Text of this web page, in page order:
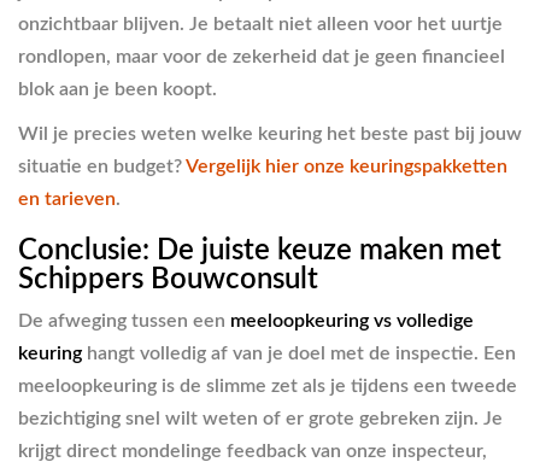
onzichtbaar blijven. Je betaalt niet alleen voor het uurtje
rondlopen, maar voor de zekerheid dat je geen financieel
blok aan je been koopt.
Wil je precies weten welke keuring het beste past bij jouw
situatie en budget?Vergelijk hier onze keuringspakketten
en tarieven.
Conclusie: De juiste keuze maken met
Schippers Bouwconsult
De afweging tussen een meeloopkeuring vs volledige
keuring hangt volledig af van je doel met de inspectie. Een
meeloopkeuring is de slimme zet als je tijdens een tweede
bezichtiging snel wilt weten of er grote gebreken zijn. Je
krijgt direct mondelinge feedback van onze inspecteur,